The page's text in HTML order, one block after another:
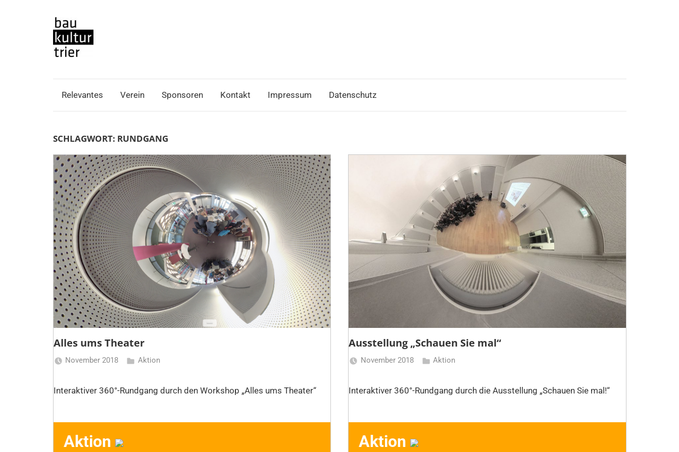
Baukultur
Trier
e.V.
Relevantes Verein Sponsoren Kontakt Impressum Datenschutz
SCHLAGWORT: RUNDGANG
Alles ums Theater
November 2018
Aktion
Interaktiver 360°-Rundgang durch den Workshop „Alles ums Theater“
Aktion
Ausstellung „Schauen Sie mal“
November 2018
Aktion
Interaktiver 360°-Rundgang durch die Ausstellung „Schauen Sie mal!“
Aktion